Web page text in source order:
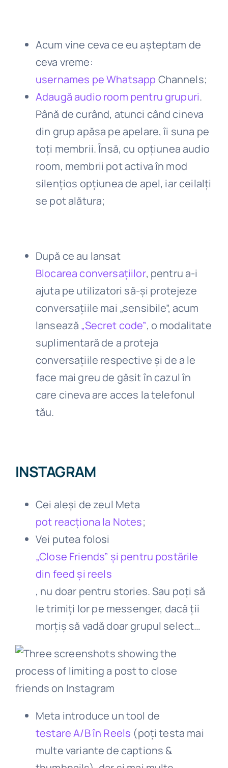
Acum vine ceva ce eu așteptam de
ceva vreme:
usernames pe Whatsapp Channels;
Adaugă audio room pentru grupuri.
Până de curând, atunci când cineva
din grup apăsa pe apelare, îi suna pe
toți membrii. Însă, cu opțiunea audio
room, membrii pot activa în mod
silențios opțiunea de apel, iar ceilalți
se pot alătura;
După ce au lansat
Blocarea conversațiilor, pentru a-i
ajuta pe utilizatori să-și protejeze
conversațiile mai „sensibile”, acum
lansează „Secret code”, o modalitate
suplimentară de a proteja
conversațiile respective și de a le
face mai greu de găsit în cazul în
care cineva are acces la telefonul
tău.
INSTAGRAM
Cei aleși de zeul Meta
pot reacționa la Notes;
Vei putea folosi
„Close Friends” și pentru postările
din feed și reels
, nu doar pentru stories. Sau poți să
le trimiți lor pe messenger, dacă ții
morțiș să vadă doar grupul select…
Meta introduce un tool de
testare A/B în Reels (poți testa mai
multe variante de captions &